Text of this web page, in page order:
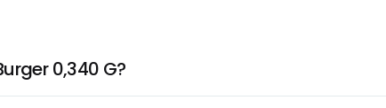
0,340 G?